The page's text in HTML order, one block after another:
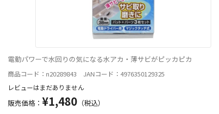
電動パワーで水回りの気になる水アカ・薄サビがピッカピカ
商品コード：n20289843 JANコード：4976350129325
レビューはまだありません
販売価格： ¥1,480 （税込）